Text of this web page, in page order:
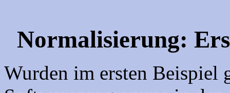
Normalisierung:
Wurden im ersten Beispiel